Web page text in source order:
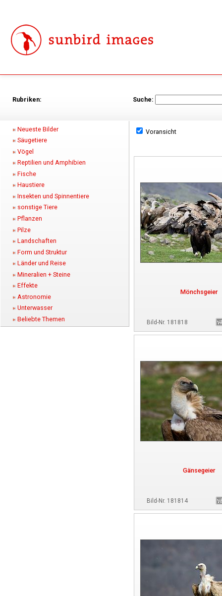
Rubriken: Suche:
Neueste Bilder
Säugetiere
Vögel
Reptilien und Amphibien
Fische
Haustiere
Insekten und Spinnentiere
sonstige Tiere
Pflanzen
Pilze
Landschaften
Form und Struktur
Länder und Reise
Mineralien + Steine
Effekte
Astronomie
Unterwasser
Beliebte Themen
Voransicht
Mönchsgeier
Bild-Nr. 181818
Gänsegeier
Bild-Nr. 181814